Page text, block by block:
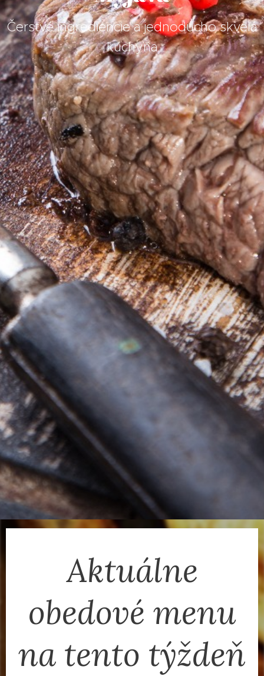
Čerstvé ingrediencie a jednoducho skvelá
kuchyňa
Aktuálne
obedové menu
na tento týždeň